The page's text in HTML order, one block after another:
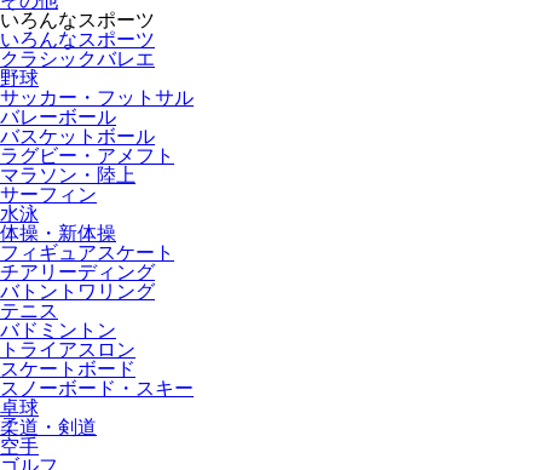
いろんなスポーツ
いろんなスポーツ
クラシックバレエ
野球
サッカー・フットサル
バレーボール
バスケットボール
ラグビー・アメフト
マラソン・陸上
サーフィン
水泳
体操・新体操
フィギュアスケート
チアリーディング
バトントワリング
テニス
バドミントン
トライアスロン
スケートボード
スノーボード・スキー
卓球
柔道・剣道
空手
ゴルフ